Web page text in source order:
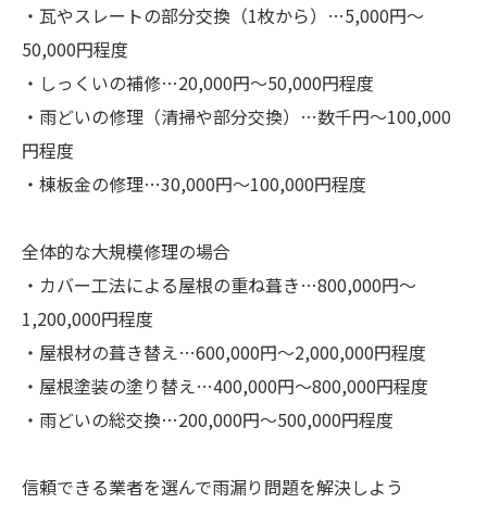
・瓦やスレートの部分交換（1枚から）…5,000円～
50,000円程度
・しっくいの補修…20,000円～50,000円程度
・雨どいの修理（清掃や部分交換）…数千円～100,000
円程度
・棟板金の修理…30,000円～100,000円程度
全体的な大規模修理の場合
・カバー工法による屋根の重ね葺き…800,000円～
1,200,000円程度
・屋根材の葺き替え…600,000円～2,000,000円程度
・屋根塗装の塗り替え…400,000円～800,000円程度
・雨どいの総交換…200,000円～500,000円程度
信頼できる業者を選んで雨漏り問題を解決しよう